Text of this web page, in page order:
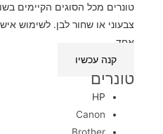
טונרים מכל הסוגים הקיימים
צבעוני או שחור לבן. לשימוש
אחד.
קנה עכשיו
טונרים
HP
Canon